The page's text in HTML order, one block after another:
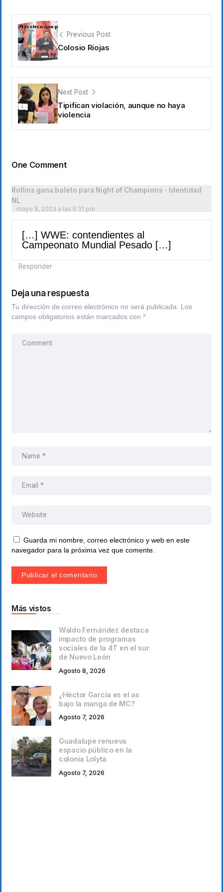
Previous Post
Colosio Riojas
Next Post
Tipifican violación, aunque no haya
violencia
One Comment
Rollins gana boleto para Night of Champions - Identidad
NL
mayo 9, 2023 a las 5:31 pm
[…] WWE: contendientes al
Campeonato Mundial Pesado […]
Responder
Deja una respuesta
Tu dirección de correo electrónico no será publicada. Los
campos obligatorios están marcados con *
Guarda mi nombre, correo electrónico y web en este
navegador para la próxima vez que comente.
Más vistos
Waldo Fernández destaca
impacto de programas
sociales de la 4T en el sur
de Nuevo León
Agosto 8, 2026
¿Héctor García es el as
bajo la manga de MC?
Agosto 7, 2026
Guadalupe renueva
espacio público en la
colonia Lolyta
Agosto 7, 2026